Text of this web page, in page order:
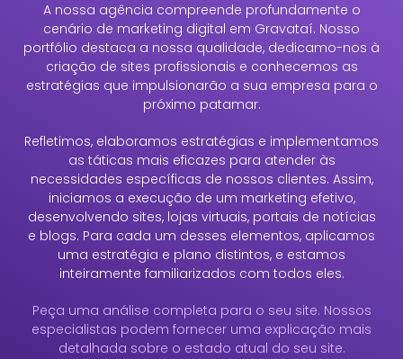
A nossa agência compreende profundamente o
cenário de marketing digital em Gravataí. Nosso
portfólio destaca a nossa qualidade, dedicamo-nos à
criação de sites profissionais e conhecemos as
estratégias que impulsionarão a sua empresa para o
próximo patamar.
Refletimos, elaboramos estratégias e implementamos
as táticas mais eficazes para atender às
necessidades específicas de nossos clientes. Assim,
iniciamos a execução de um marketing efetivo,
desenvolvendo sites, lojas virtuais, portais de notícias
e blogs. Para cada um desses elementos, aplicamos
uma estratégia e plano distintos, e estamos
inteiramente familiarizados com todos eles.
Peça uma análise completa para o seu site. Nossos
especialistas podem fornecer uma explicação mais
detalhada sobre o estado atual do seu site.